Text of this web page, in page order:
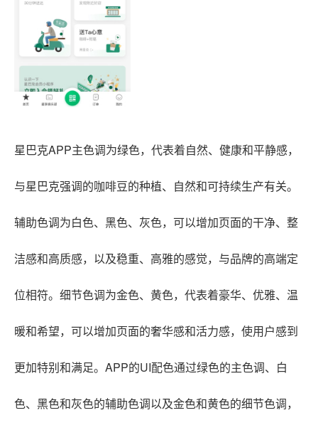
星巴克APP主色调为绿色，代表着自然、健康和平静感，
与星巴克强调的咖啡豆的种植、自然和可持续生产有关。
辅助色调为白色、黑色、灰色，可以增加页面的干净、整
洁感和高质感，以及稳重、高雅的感觉，与品牌的高端定
位相符。细节色调为金色、黄色，代表着豪华、优雅、温
暖和希望，可以增加页面的奢华感和活力感，使用户感到
更加特别和满足。APP的UI配色通过绿色的主色调、白
色、黑色和灰色的辅助色调以及金色和黄色的细节色调，